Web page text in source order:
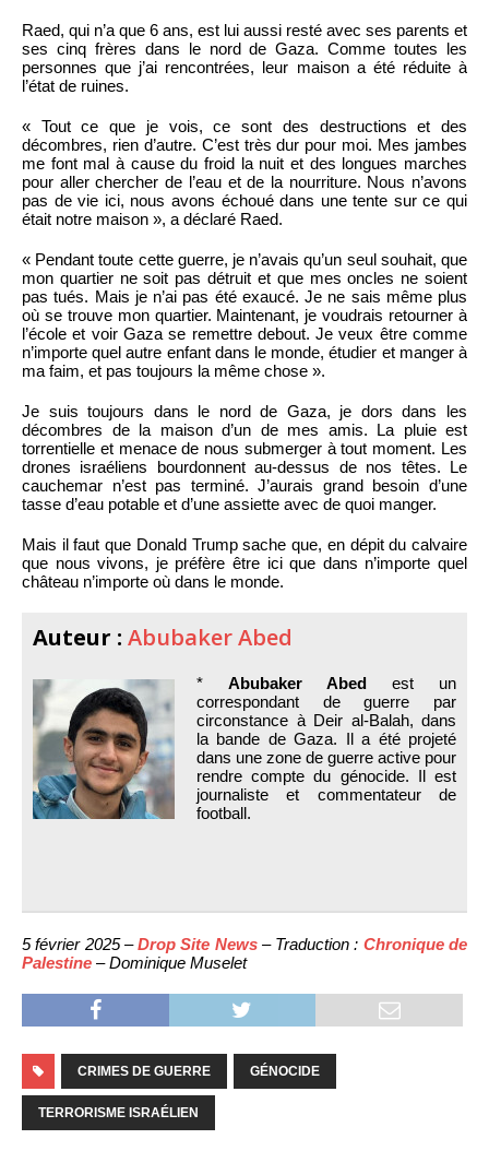
Raed, qui n’a que 6 ans, est lui aussi resté avec ses parents et
ses cinq frères dans le nord de Gaza. Comme toutes les
personnes que j’ai rencontrées, leur maison a été réduite à
l’état de ruines.
« Tout ce que je vois, ce sont des destructions et des
décombres, rien d’autre. C’est très dur pour moi. Mes jambes
me font mal à cause du froid la nuit et des longues marches
pour aller chercher de l’eau et de la nourriture. Nous n’avons
pas de vie ici, nous avons échoué dans une tente sur ce qui
était notre maison », a déclaré Raed.
« Pendant toute cette guerre, je n’avais qu’un seul souhait, que
mon quartier ne soit pas détruit et que mes oncles ne soient
pas tués. Mais je n’ai pas été exaucé. Je ne sais même plus
où se trouve mon quartier. Maintenant, je voudrais retourner à
l’école et voir Gaza se remettre debout. Je veux être comme
n’importe quel autre enfant dans le monde, étudier et manger à
ma faim, et pas toujours la même chose ».
Je suis toujours dans le nord de Gaza, je dors dans les
décombres de la maison d’un de mes amis. La pluie est
torrentielle et menace de nous submerger à tout moment. Les
drones israéliens bourdonnent au-dessus de nos têtes. Le
cauchemar n’est pas terminé. J’aurais grand besoin d’une
tasse d’eau potable et d’une assiette avec de quoi manger.
Mais il faut que Donald Trump sache que, en dépit du calvaire
que nous vivons, je préfère être ici que dans n’importe quel
château n’importe où dans le monde.
Auteur : Abubaker Abed
* Abubaker Abed est un
correspondant de guerre par
circonstance à Deir al-Balah, dans
la bande de Gaza. Il a été projeté
dans une zone de guerre active pour
rendre compte du génocide. Il est
journaliste et commentateur de
football.
5 février 2025 –Drop Site News– Traduction : Chronique de
Palestine – Dominique Muselet
CRIMES DE GUERRE GÉNOCIDE
TERRORISME ISRAÉLIEN